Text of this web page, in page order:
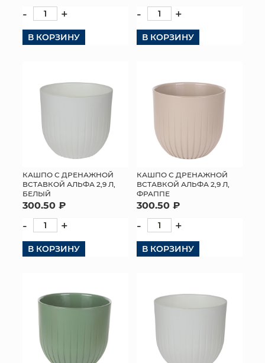
- +
В КОРЗИНУ
- +
В КОРЗИНУ
КАШПО С ДРЕНАЖНОЙ
ВСТАВКОЙ АЛЬФА 2,9 Л,
БЕЛЫЙ
300.50 ₽
- +
В КОРЗИНУ
КАШПО С ДРЕНАЖНОЙ
ВСТАВКОЙ АЛЬФА 2,9 Л,
ФРАППЕ
300.50 ₽
- +
В КОРЗИНУ